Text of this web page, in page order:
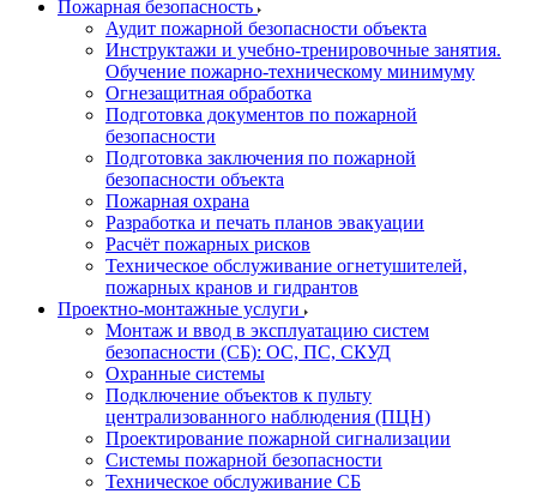
Пожарная безопасность
Аудит пожарной безопасности объекта
Инструктажи и учебно-тренировочные занятия.
Обучение пожарно-техническому минимуму
Огнезащитная обработка
Подготовка документов по пожарной
безопасности
Подготовка заключения по пожарной
безопасности объекта
Пожарная охрана
Разработка и печать планов эвакуации
Расчёт пожарных рисков
Техническое обслуживание огнетушителей,
пожарных кранов и гидрантов
Проектно-монтажные услуги
Монтаж и ввод в эксплуатацию систем
безопасности (СБ): ОС, ПС, СКУД
Охранные системы
Подключение объектов к пульту
централизованного наблюдения (ПЦН)
Проектирование пожарной сигнализации
Системы пожарной безопасности
Техническое обслуживание СБ